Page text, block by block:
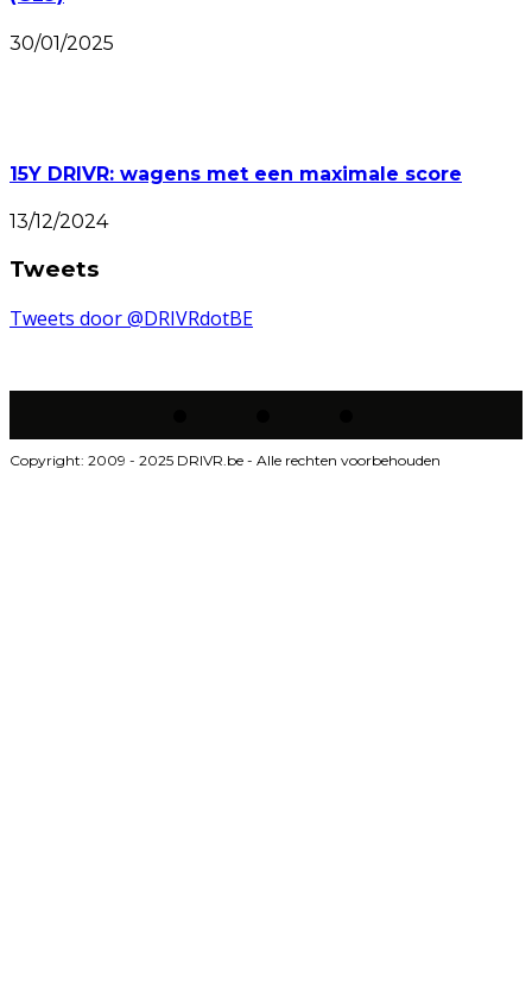
30/01/2025
15Y DRIVR: wagens met een maximale score
13/12/2024
Tweets
Tweets door @DRIVRdotBE
Copyright: 2009 - 2025 DRIVR.be - Alle rechten voorbehouden